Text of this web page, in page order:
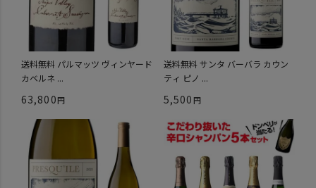
送料無料 パルマッツ ヴィンヤード
カベルネ ...
63,800
送料無料 サンタ バーバラ カウン
ティ ピノ ...
5,500